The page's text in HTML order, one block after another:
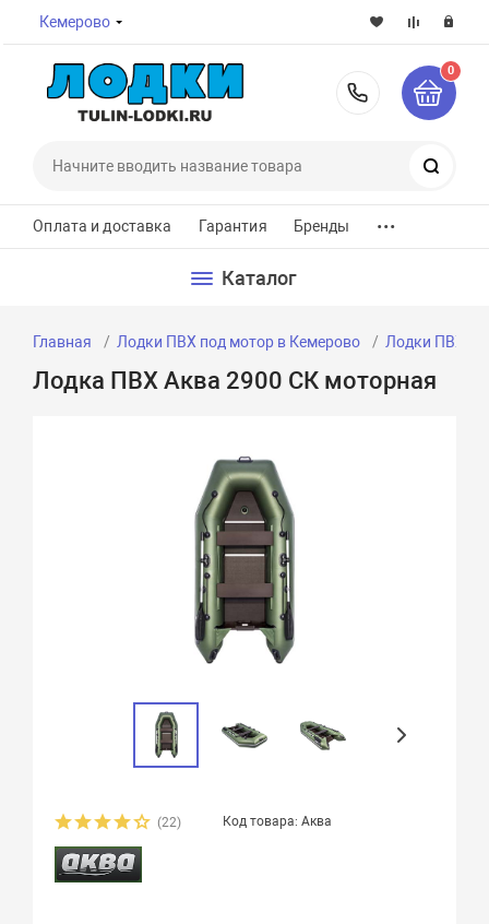
Кемерово
8-800-
0
Оплата и доставка Гарантия Бренды ...
Каталог
Главная Лодки ПВХ под мотор в Кемерово Лодки ПВХ
Лодка ПВХ Аква 2900 СК моторная
(22) Код товара: Аква